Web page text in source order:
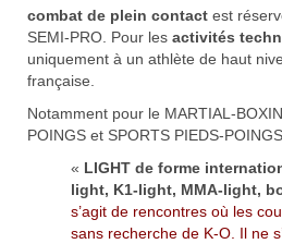
combat de plein contact est
SEMI-PRO. Pour les activités
uniquement à un athlète de haut
française.
Notamment pour le MARTIAL-
POINGS et SPORTS PIEDS-
« LIGHT de forme
light, K1-light, MMA-light,
s’agit de rencontres où les
sans recherche de K-O. Il ne